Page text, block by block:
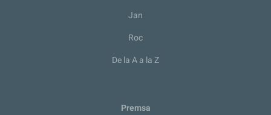
Jan
Roc
De la A a la Z
Premsa